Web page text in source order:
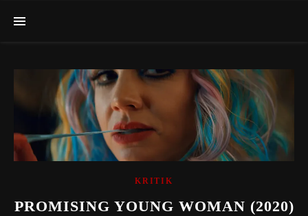
KRITIK
PROMISING YOUNG WOMAN (2020)